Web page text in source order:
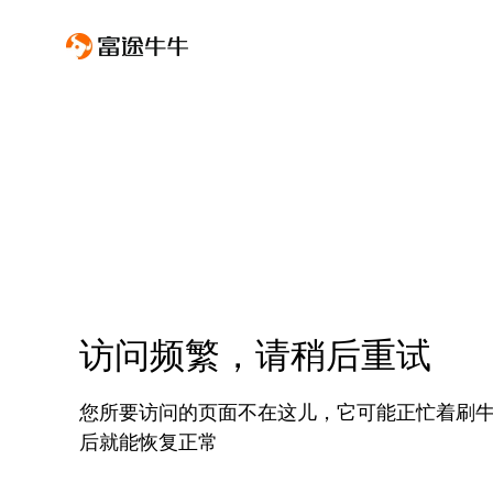
访问频繁，请稍后重试
您所要访问的页面不在这儿，它可能正忙着刷
后就能恢复正常